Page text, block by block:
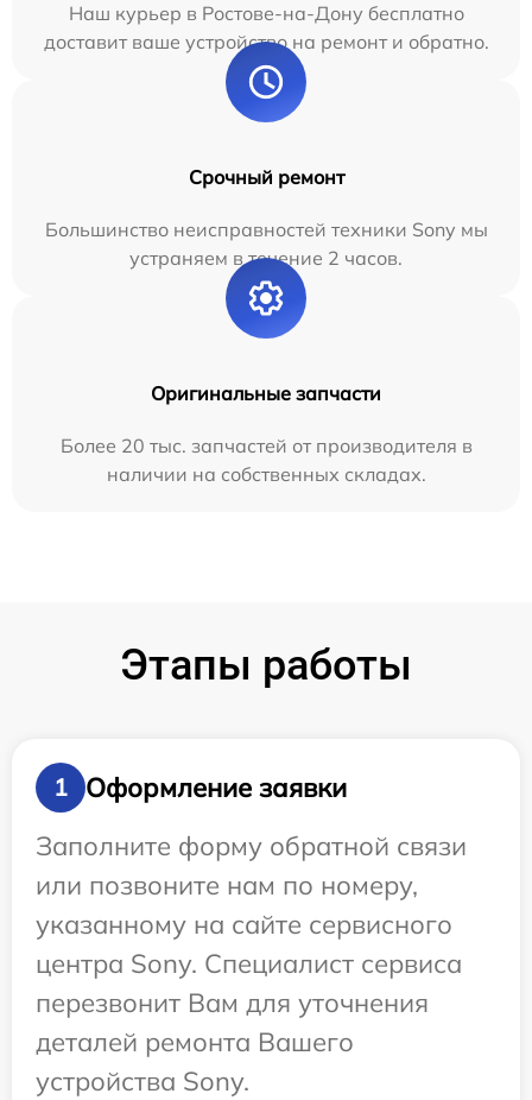
Наш курьер в Ростове-на-Дону бесплатно
доставит ваше устройство на ремонт и обратно.
Срочный ремонт
Большинство неисправностей техники Sony мы
устраняем в течение 2 часов.
Оригинальные запчасти
Более 20 тыс. запчастей от производителя в
наличии на собственных складах.
Этапы работы
1
Оформление заявки
Заполните форму обратной связи
или позвоните нам по номеру,
указанному на сайте сервисного
центра Sony. Специалист сервиса
перезвонит Вам для уточнения
деталей ремонта Вашего
устройства Sony.